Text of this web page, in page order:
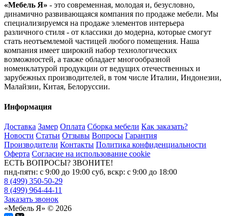
«Мебель Я» - это современная, молодая и, безусловно,
динамично развивающаяся компания по продаже мебели. Мы
специализируемся на продаже элементов интерьера
различного стиля - от классики до модерна, которые смогут
стать неотъемлемой частицей любого помещения. Наша
компания имеет широкий набор технологических
возможностей, а также обладает многообразной
номенклатурой продукции от ведущих отечественных и
зарубежных производителей, в том числе Италии, Индонезии,
Малайзии, Китая, Белоруссии.
Информация
Доставка Замер Оплата Сборка мебели Как заказать?
Новости Статьи Отзывы Вопросы Гарантия
Производители Контакты Политика конфиденциальности
Оферта Согласие на использование cookie
ЕСТЬ ВОПРОСЫ? ЗВОНИТЕ!
пнд-пятн: с 9:00 до 19:00 суб, вскр: с 9:00 до 18:00
8 (499) 350-50-29
8 (499) 964-44-11
Заказать звонок
«Мебель Я» © 2026